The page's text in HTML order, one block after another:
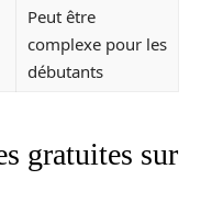
Peut être
complexe pour les
débutants
gratuites sur